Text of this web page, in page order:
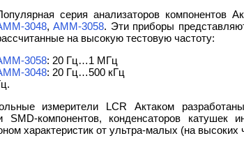
серия анализаторов компонентов
3048,АММ-3058. Эти приборы
на высокую тестовую частоту:
3058: 20 Гц…1 МГц
3048: 20 Гц…500 кГц
измерители LCR Актаком
SMD-компонентов, конденсаторов катушек
характеристик от ультра-малых (на высоких